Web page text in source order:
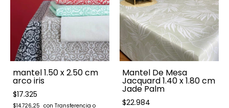
mantel 1.50 x 2.50 cm
arco iris
$17.325
$14.726,25
Mantel De Mesa
Jacquard 1.40 x 1.80 cm
Jade Palm
$22.984